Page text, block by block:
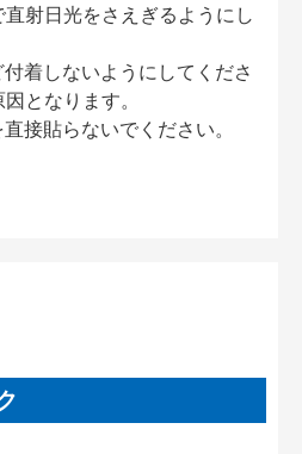
射日光をさえぎるようにし
着しないようにしてくださ
となります。
接貼らないでください。